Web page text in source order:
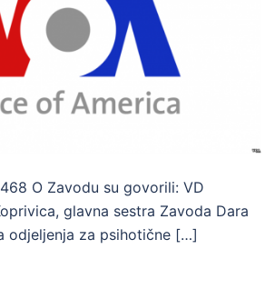
O Zavodu su govorili: VD
glavna sestra Zavoda Dara
odjeljenja za psihotične […]